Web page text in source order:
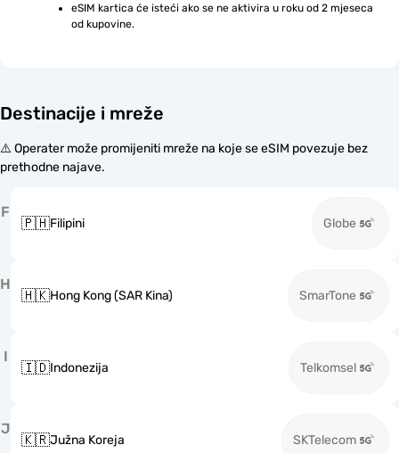
eSIM kartica će isteći ako se ne aktivira u roku od 2 mjeseca
od kupovine.
Destinacije i mreže
⚠️ Operater može promijeniti mreže na koje se eSIM povezuje bez
prethodne najave.
F
🇵🇭Filipini Globe
H
🇭🇰Hong Kong (SAR Kina) SmarTone
I
🇮🇩Indonezija Telkomsel
J
🇰🇷Južna Koreja SKTelecom